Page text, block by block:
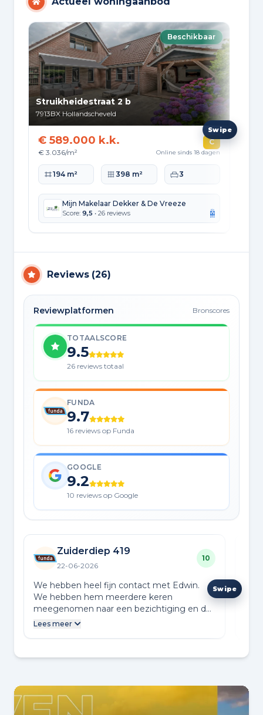
Beschikbaar
Struikheidestraat 2 b
7913BX Hollandscheveld
€ 589.000 k.k.
€ 3.036/m²
C
Online sinds 18 dagen
Woonoppervlakte
194 m² Perceeloppervlakte
398 m² Slaapkamers
3
Mijn Makelaar Dekker & De Vreeze
Score: 9,5 • 26 reviews
Reviews (26)
Reviewplatformen Bronscores
TOTAALSCORE
9.5
26 reviews totaal
FUNDA
9.7
16 reviews op Funda
GOOGLE
9.2
10 reviews op Google
Zuiderdiep 419
22-06-2026
10
We hebben heel fijn contact met Edwin.
We hebben hem meerdere keren
meegenomen naar een bezichtiging en dat
gaf ons een goed gevoel. Wij zouden hem
Lees meer